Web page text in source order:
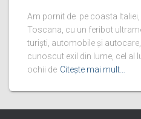
Am pornit de pe coasta
Toscana, cu un feribot
turiști, automobile și
cunoscut exil din lume, cel al
ochii de Citește mai mult…